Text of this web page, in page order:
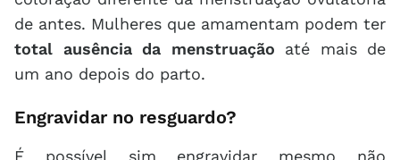
de antes. Mulheres que amamentam podem ter
total ausência da menstruação até mais de
um ano depois do parto.
Engravidar no resguardo?
É possível sim engravidar mesmo não